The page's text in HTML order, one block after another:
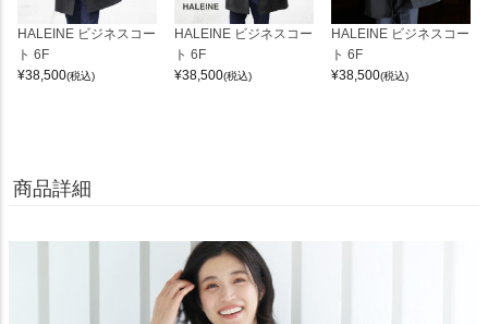
HALEINE ビジネスコー
ト 6F
¥38,500(税込)
HALEINE ビジネスコー
ト 6F
¥38,500(税込)
HALEINE ビジネスコー
ト 6F
¥38,500(税込)
商品詳細